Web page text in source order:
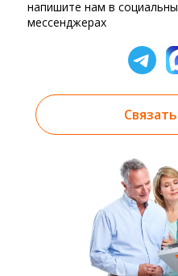
напишите нам в
мессенджерах